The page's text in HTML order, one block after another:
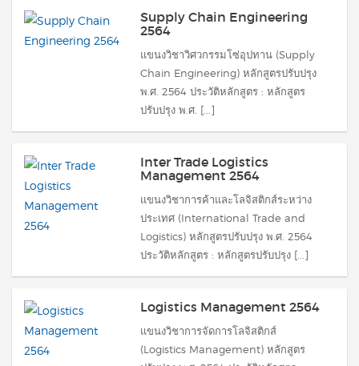
Supply Chain Engineering
2564
แขนงวิชาวิศวกรรมโซ่อุปทาน (Supply
Chain Engineering) หลักสูตรปรับปรุง
พ.ศ. 2564 ประวัติหลักสูตร : หลักสูตร
ปรับปรุง พ.ศ. [...]
Inter Trade Logistics
Management 2564
แขนงวิชาการค้าและโลจิสติกส์ระหว่าง
ประเทศ (International Trade and
Logistics) หลักสูตรปรับปรุง พ.ศ. 2564
ประวัติหลักสูตร : หลักสูตรปรับปรุง [...]
Logistics Management 2564
แขนงวิชาการจัดการโลจิสติกส์
(Logistics Management) หลักสูตร